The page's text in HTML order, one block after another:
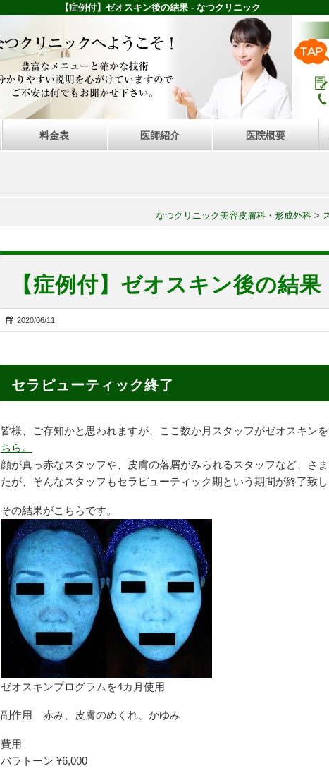
【症例付】ゼオスキン後の結果 - なつクリニック
料金表 医師紹介 医院概要
なつクリニック美容皮膚科・形成外科 >
【症例付】ゼオスキン後の結果
2020/06/11
セラピューティック終了
皆様、ご存知かと思われますが、ここ数か月スタッフがゼオスキンを
ちら。
顔が真っ赤なスタッフや、皮膚の落屑がみられるスタッフなど、さ
たが、そんなスタッフもセラピューティック期という期間が終了致し
その結果がこちらです。
ゼオスキンプログラムを4カ月使用
副作用 赤み、皮膚のめくれ、かゆみ
費用
バラトーン ¥6,000